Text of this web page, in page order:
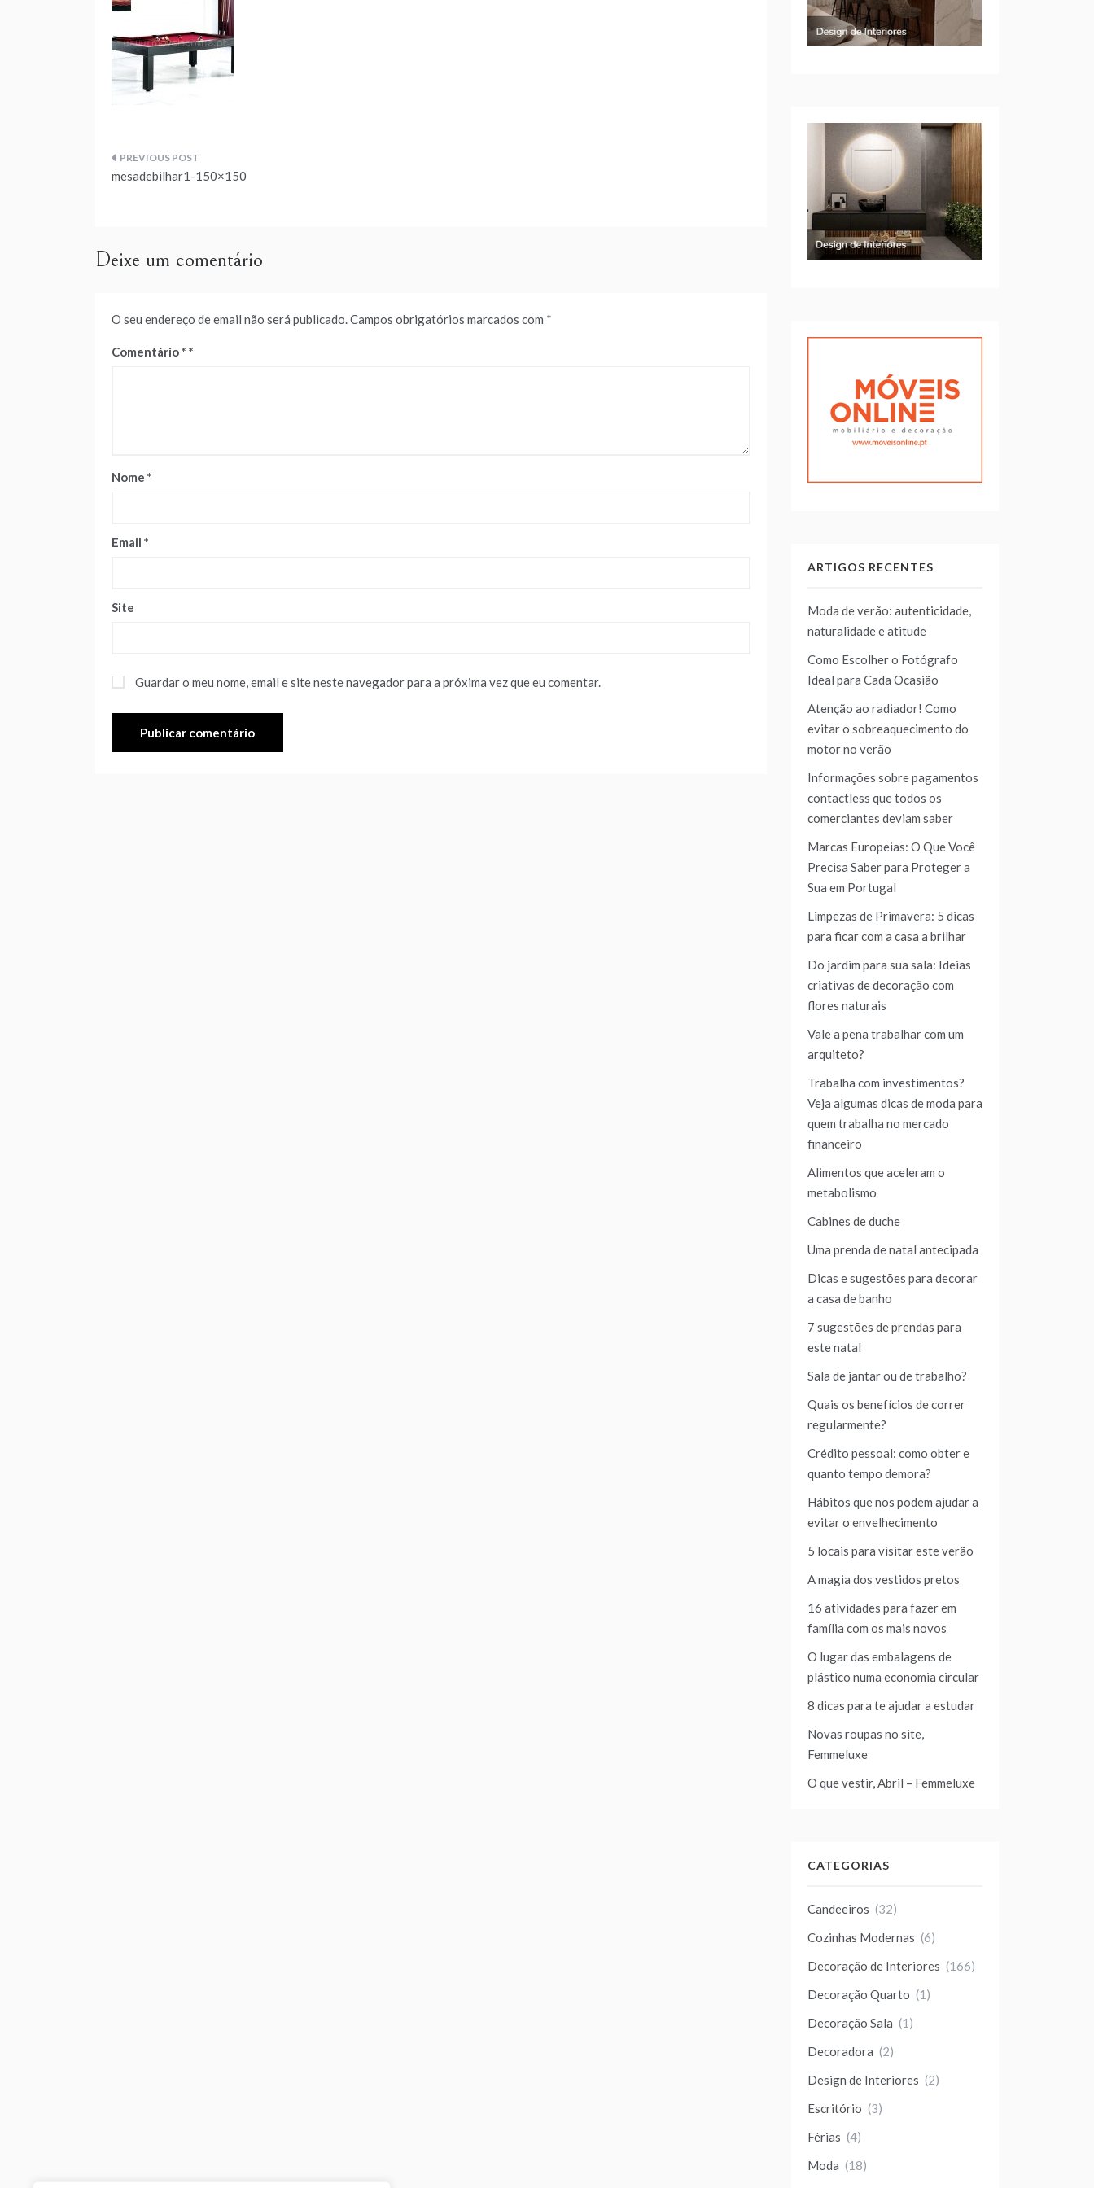
Navegação
mesadebilhar1-150×150
Deixe um comentário
O seu endereço de email não será publicado.Campos obrigatórios marcados com *
Comentário*
Nome *
Email *
Site
Guardar o meu nome, email e site neste navegador para a próxima vez que eu comentar.
ARTIGOS RECENTES
Moda de verão: autenticidade,
naturalidade e atitude
Como Escolher o Fotógrafo
Ideal para Cada Ocasião
Atenção ao radiador! Como
evitar o sobreaquecimento do
motor no verão
Informações sobre pagamentos
contactless que todos os
comerciantes deviam saber
Marcas Europeias: O Que Você
Precisa Saber para Proteger a
Sua em Portugal
Limpezas de Primavera: 5 dicas
para ficar com a casa a brilhar
Do jardim para sua sala: Ideias
criativas de decoração com
flores naturais
Vale a pena trabalhar com um
arquiteto?
Trabalha com investimentos?
Veja algumas dicas de moda para
quem trabalha no mercado
financeiro
Alimentos que aceleram o
metabolismo
Cabines de duche
Uma prenda de natal antecipada
Dicas e sugestões para decorar
a casa de banho
7 sugestões de prendas para
este natal
Sala de jantar ou de trabalho?
Quais os benefícios de correr
regularmente?
Crédito pessoal: como obter e
quanto tempo demora?
Hábitos que nos podem ajudar a
evitar o envelhecimento
5 locais para visitar este verão
A magia dos vestidos pretos
16 atividades para fazer em
família com os mais novos
O lugar das embalagens de
plástico numa economia circular
8 dicas para te ajudar a estudar
Novas roupas no site,
Femmeluxe
O que vestir, Abril – Femmeluxe
CATEGORIAS
Candeeiros (32)
Cozinhas Modernas (6)
Decoração de Interiores (166)
Decoração Quarto (1)
Decoração Sala (1)
Decoradora (2)
Design de Interiores (2)
Escritório (3)
Férias (4)
Moda (18)